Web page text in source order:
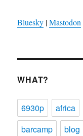
Bluesky |Mastodon
WHAT?
6930p africa
barcamp
blog